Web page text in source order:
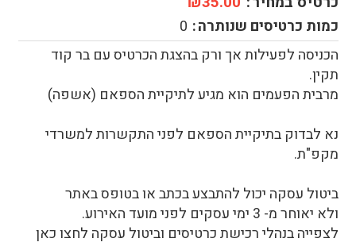
כמות כרטיסים שנותרה 0
הכניסה לפעילות אך ורק בהצגת הכרטיס עם בר קוד
תקין.
מרבית הפעמים הוא מגיע לתיקיית הספאם (אשפה)
נא לבדוק בתיקיית הספאם לפני התקשרות למשרדי
מקפ"ת.
ביטול עסקה יכול להתבצע בכתב או בטופס באתר
ולא יאוחר מ- 3 ימי עסקים לפני מועד האירוע.
לצפייה בנהלי רכישת כרטיסים וביטול עסקה לחצו כאן